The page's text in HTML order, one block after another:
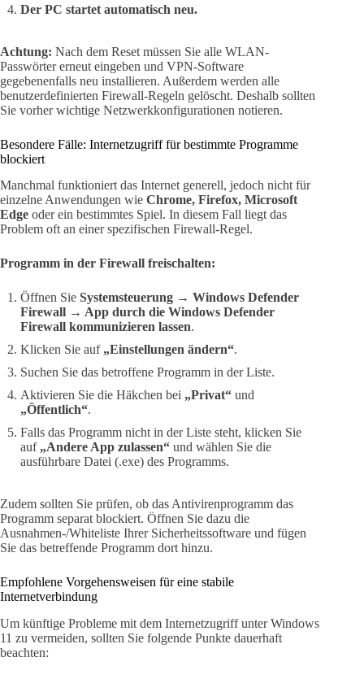
Der PC startet automatisch neu.
Achtung: Nach dem Reset müssen Sie alle WLAN-
Passwörter erneut eingeben und VPN-Software
gegebenenfalls neu installieren. Außerdem werden alle
benutzerdefinierten Firewall-Regeln gelöscht. Deshalb sollten
Sie vorher wichtige Netzwerkkonfigurationen notieren.
Besondere Fälle: Internetzugriff für bestimmte Programme
blockiert
Manchmal funktioniert das Internet generell, jedoch nicht für
einzelne Anwendungen wie Chrome, Firefox, Microsoft
Edge oder ein bestimmtes Spiel. In diesem Fall liegt das
Problem oft an einer spezifischen Firewall-Regel.
Programm in der Firewall freischalten:
Öffnen Sie Systemsteuerung → Windows Defender
Firewall → App durch die Windows Defender
Firewall kommunizieren lassen.
Klicken Sie auf „Einstellungen ändern“.
Suchen Sie das betroffene Programm in der Liste.
Aktivieren Sie die Häkchen bei „Privat“ und
„Öffentlich“.
Falls das Programm nicht in der Liste steht, klicken Sie
auf „Andere App zulassen“ und wählen Sie die
ausführbare Datei (.exe) des Programms.
Zudem sollten Sie prüfen, ob das Antivirenprogramm das
Programm separat blockiert. Öffnen Sie dazu die
Ausnahmen-/Whiteliste Ihrer Sicherheitssoftware und fügen
Sie das betreffende Programm dort hinzu.
Empfohlene Vorgehensweisen für eine stabile
Internetverbindung
Um künftige Probleme mit dem Internetzugriff unter Windows
11 zu vermeiden, sollten Sie folgende Punkte dauerhaft
beachten: